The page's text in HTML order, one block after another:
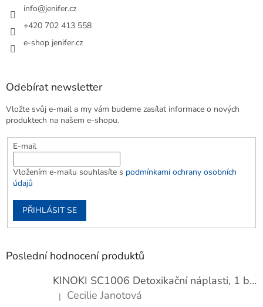
info@jenifer.cz
+420 702 413 558
e-shop jenifer.cz
Odebírat newsletter
Vložte svůj e-mail a my vám budeme zasílat informace o nových
produktech na našem e-shopu.
E-mail
Vložením e-mailu souhlasíte s podmínkami ochrany osobních
údajů
PŘIHLÁSIT SE
Poslední hodnocení produktů
KINOKI SC1006 Detoxikační náplasti, 1 balení - 10 ks
Hodnocení produktu je 4 z 5 hvězdiček.
| Cecilie Janotová